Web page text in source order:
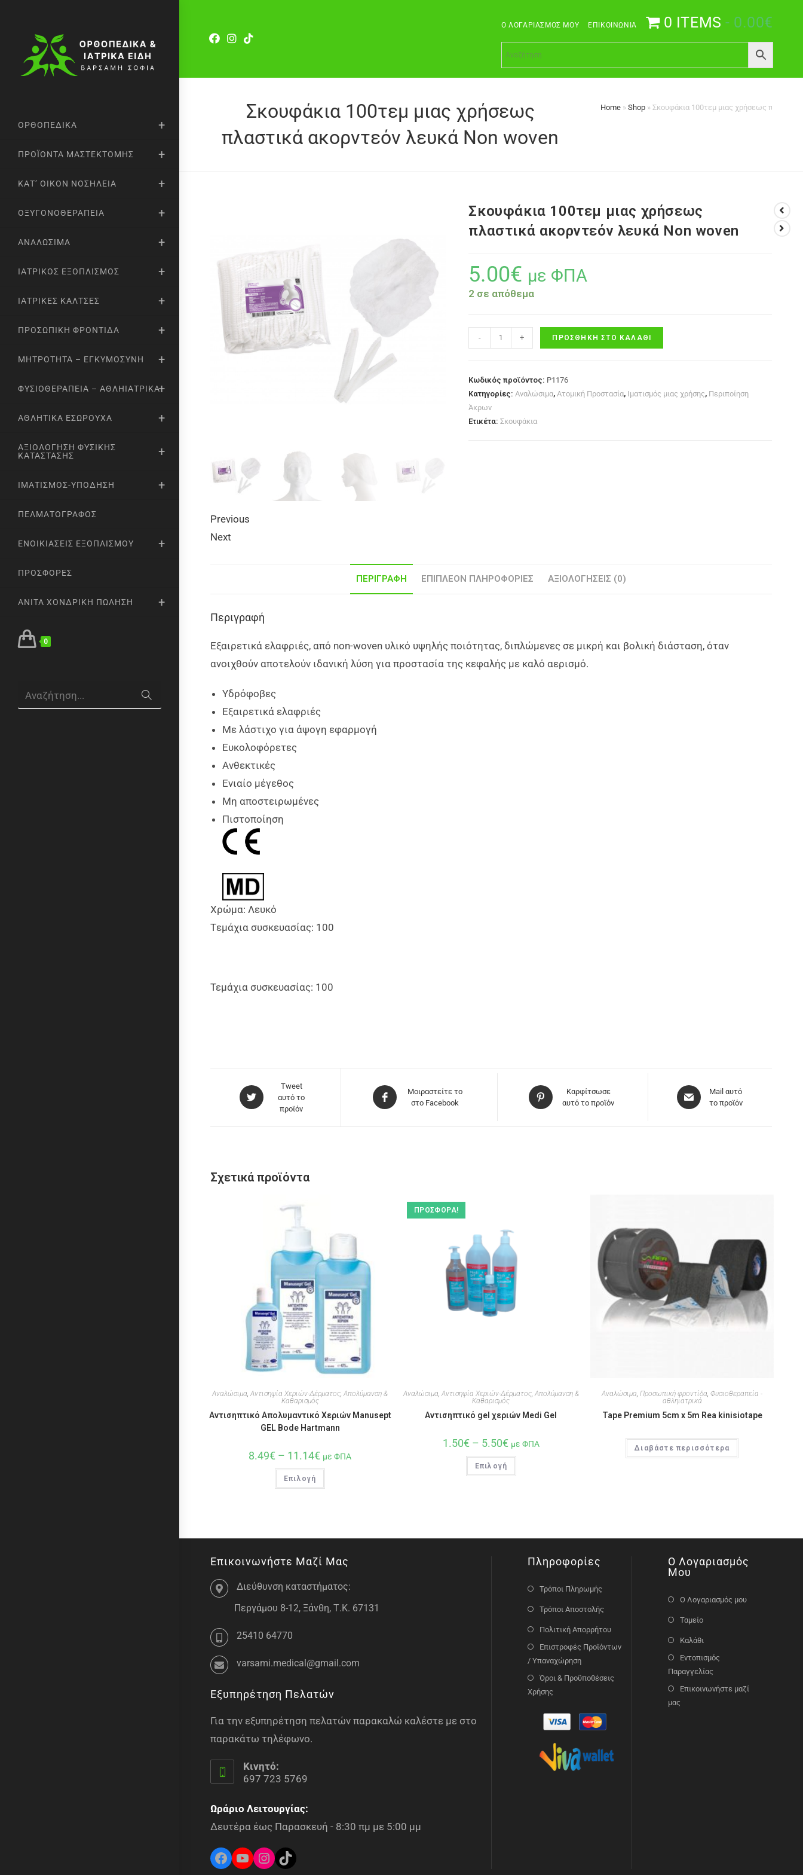
Ο ΛΟΓΑΡΙΑΣΜΌΣ ΜΟΥ ΕΠΙΚΟΙΝΩΝΊΑ 0 ITEMS 0.00€
ΟΡΘΟΠΕΔΙΚΆ
ΠΡΟΪΌΝΤΑ ΜΑΣΤΕΚΤΟΜΉΣ
ΚΑΤ’ ΟΊΚΟΝ ΝΟΣΗΛΕΊΑ
ΟΞΥΓΟΝΟΘΕΡΑΠΕΊΑ
ΑΝΑΛΏΣΙΜΑ
ΙΑΤΡΙΚΌΣ ΕΞΟΠΛΙΣΜΌΣ
ΙΑΤΡΙΚΈΣ ΚΆΛΤΣΕΣ
ΠΡΟΣΩΠΙΚΉ ΦΡΟΝΤΊΔΑ
ΜΗΤΡΌΤΗΤΑ – ΕΓΚΥΜΟΣΎΝΗ
ΦΥΣΙΟΘΕΡΑΠΕΊΑ – ΑΘΛΗΙΑΤΡΙΚΆ
ΑΘΛΗΤΙΚΆ ΕΣΏΡΟΥΧΑ
ΑΞΙΟΛΌΓΗΣΗ ΦΥΣΙΚΉΣ
ΚΑΤΆΣΤΑΣΗΣ
ΙΜΑΤΙΣΜΌΣ-ΥΠΌΔΗΣΗ
ΠΕΛΜΑΤΟΓΡΆΦΟΣ
ΕΝΟΙΚΙΆΣΕΙΣ ΕΞΟΠΛΙΣΜΟΎ
ΠΡΟΣΦΟΡΈΣ
ANITA ΧΟΝΔΡΙΚΉ ΠΏΛΗΣΗ
0
Αναζήτηση...
Σκουφάκια 100τεμ μιας χρήσεως
πλαστικά ακορντεόν λευκά Non woven
Home» Shop» Σκουφάκια 100τεμ μιας χρήσεως
Previous
Next
Σκουφάκια 100τεμ μιας χρήσεως
πλαστικά ακορντεόν λευκά Non woven
5.00€ με ΦΠΑ
2 σε απόθεμα
- + ΠΡΟΣΘΉΚΗ ΣΤΟ ΚΑΛΆΘΙ
Κωδικός προϊόντος: P1176
Κατηγορίες:Αναλώσιμα,Ατομική Προστασία, Ιματισμός μιας χρήσης, Περιποίηση
Άκρων
Ετικέτα:Σκουφάκια
ΠΕΡΙΓΡΑΦΉ ΕΠΙΠΛΈΟΝ ΠΛΗΡΟΦΟΡΊΕΣ ΑΞΙΟΛΟΓΉΣΕΙΣ (0)
Περιγραφή
Εξαιρετικά ελαφριές, από non-woven υλικό υψηλής ποιότητας, διπλώμενες σε μικρή και βολική διάσταση, όταν
ανοιχθούν αποτελούν ιδανική λύση για προστασία της κεφαλής με καλό αερισμό.
Υδρόφοβες
Εξαιρετικά ελαφριές
Με λάστιχο για άψογη εφαρμογή
Ευκολοφόρετες
Ανθεκτικές
Ενιαίο μέγεθος
Μη αποστειρωμένες
Πιστοποίηση
Χρώμα: Λευκό
Tεμάχια συσκευασίας: 100
Τεμάχια συσκευασίας: 100
Tweet
αυτό το
προϊόν
Μοιραστείτε το
στο Facebook
Καρφίτσωσε
αυτό το προϊόν
Mail αυτό
το προϊόν
Σχετικά προϊόντα
Αναλώσιμα,Αντισηψία Χεριών-Δέρματος,Απολύμανση &
Καθαρισμός
Αντισηπτικό Απολυμαντικό Χεριών Manusept
GEL Bode Hartmann
8.49€ – 11.14€ με ΦΠΑ
Επιλογή
ΠΡΟΣΦΟΡΆ!
Αναλώσιμα, Αντισηψία Χεριών-Δέρματος, Απολύμανση &
Καθαρισμός
Αντισηπτικό gel χεριών Medi Gel
1.50€– 5.50€ με ΦΠΑ
Επιλογή
Αναλώσιμα,Προσωπική φροντίδα,Φυσιοθεραπεία -
αθληιατρικά
Tape Premium 5cm x 5m Rea kinisiotape
Διαβάστε περισσότερα
Επικοινωνήστε Μαζί Μας
Διεύθυνση καταστήματος:
Περγάμου 8-12, Ξάνθη, Τ.Κ. 67131
25410 64770
varsami.medical@gmail.com
Εξυπηρέτηση Πελατών
Για την εξυπηρέτηση πελατών παρακαλώ καλέστε με στο
παρακάτω τηλέφωνο.
Κινητό:
697 723 5769
Ωράριο Λειτουργίας:
Δευτέρα έως Παρασκευή - 8:30 πμ με 5:00 μμ
Πληροφορίες
Τρόποι Πληρωμής
Τρόποι Αποστολής
Πολιτική Απορρήτου
Επιστροφές Προϊόντων
/ Υπαναχώρηση
Όροι & Προϋποθέσεις
Χρήσης
Ο Λογαριασμός
Μου
Ο Λογαριασμός μου
Ταμείο
Καλάθι
Εντοπισμός
Παραγγελίας
Επικοινωνήστε μαζί
μας